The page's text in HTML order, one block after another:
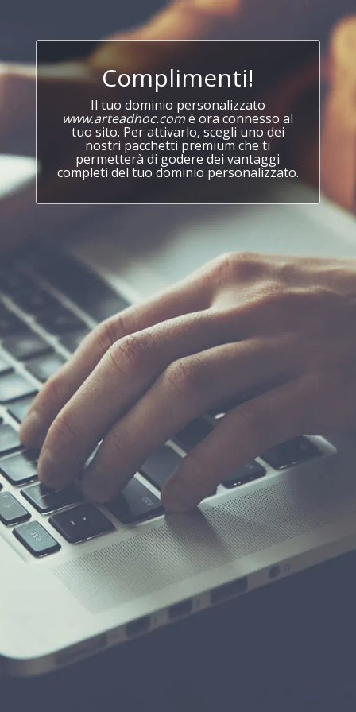
Complimenti!
Il tuo dominio personalizzato
www.arteadhoc.comè ora connesso al
tuo sito. Per attivarlo, scegli uno dei
nostri pacchetti premium che ti
permetterà di godere dei vantaggi
completi del tuo dominio personalizzato.